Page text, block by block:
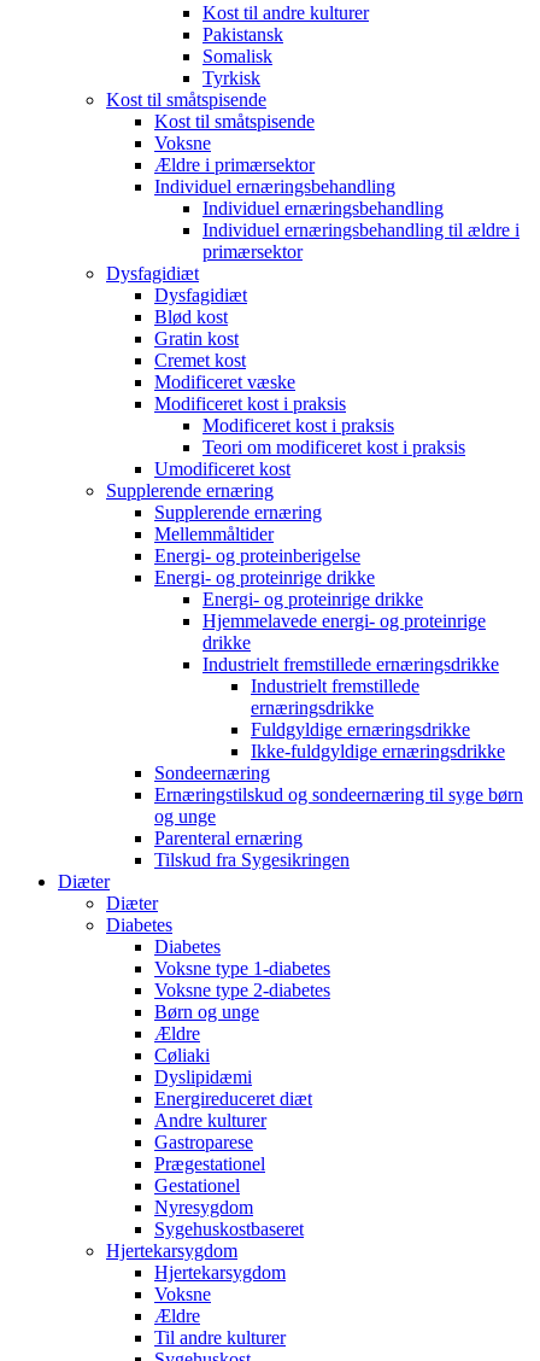
Kost til andre kulturer
Pakistansk
Somalisk
Tyrkisk
Kost til småtspisende
Kost til småtspisende
Voksne
Ældre i primærsektor
Individuel ernæringsbehandling
Individuel ernæringsbehandling
Individuel ernæringsbehandling til ældre i
primærsektor
Dysfagidiæt
Dysfagidiæt
Blød kost
Gratin kost
Cremet kost
Modificeret væske
Modificeret kost i praksis
Modificeret kost i praksis
Teori om modificeret kost i praksis
Umodificeret kost
Supplerende ernæring
Supplerende ernæring
Mellemmåltider
Energi- og proteinberigelse
Energi- og proteinrige drikke
Energi- og proteinrige drikke
Hjemmelavede energi- og proteinrige
drikke
Industrielt fremstillede ernæringsdrikke
Industrielt fremstillede
ernæringsdrikke
Fuldgyldige ernæringsdrikke
Ikke-fuldgyldige ernæringsdrikke
Sondeernæring
Ernæringstilskud og sondeernæring til syge børn
og unge
Parenteral ernæring
Tilskud fra Sygesikringen
Diæter
Diæter
Diabetes
Diabetes
Voksne type 1-diabetes
Voksne type 2-diabetes
Børn og unge
Ældre
Cøliaki
Dyslipidæmi
Energireduceret diæt
Andre kulturer
Gastroparese
Prægestationel
Gestationel
Nyresygdom
Sygehuskostbaseret
Hjertekarsygdom
Hjertekarsygdom
Voksne
Ældre
Til andre kulturer